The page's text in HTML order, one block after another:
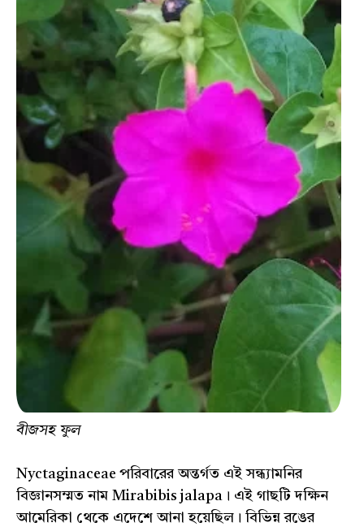
বীজসহ ফুল
Nyctaginaceae পরিবারের অন্তর্গত এই সন্ধ্যামনির
বিজ্ঞানসম্মত নাম Mirabibis jalapa। এই গাছটি দক্ষিন
আমেরিকা থেকে এদেশে আনা হয়েছিল। বিভিন্ন রঙের